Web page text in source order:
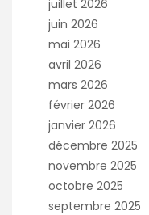
juillet 2026
juin 2026
mai 2026
avril 2026
mars 2026
février 2026
janvier 2026
décembre 2025
novembre 2025
octobre 2025
septembre 2025